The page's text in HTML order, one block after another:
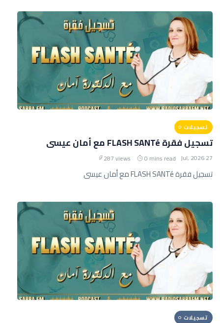
تسجيلات
تسجيل فقرة FLASH SANTé مع أمان عيسى
27 Jul, 2026
0 mins read
287 views
تسجيل فقرة FLASH SANTé مع أمان عيسى
تسجيلات